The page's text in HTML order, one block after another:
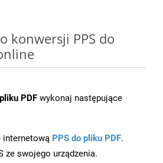
konwersji PPS do
PDF wykonaj następujące
internetową PPS do pliku PDF.
ze swojego urządzenia.